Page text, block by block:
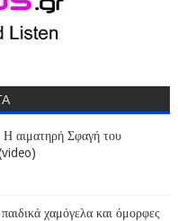
αιματηρή Σφαγή του
χαμόγελα και όμορφες